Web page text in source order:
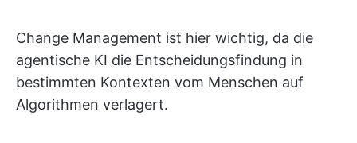
Change Management ist hier wichtig, da die
agentische KI die Entscheidungsfindung in
bestimmten Kontexten vom Menschen auf
Algorithmen verlagert.